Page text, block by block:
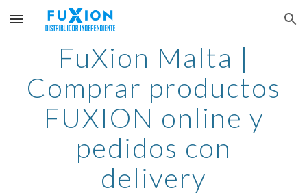
Skip to main content Skip to navigation
FuXion Malta |
Comprar productos
FUXION online y
pedidos con
delivery